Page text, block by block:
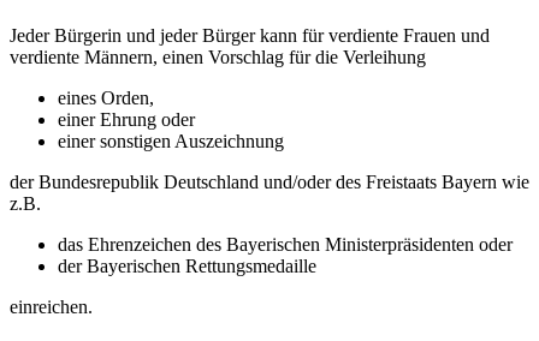
Jeder Bürgerin und jeder Bürger kann für verdiente Frauen und
verdiente Männern, einen Vorschlag für die Verleihung
eines Orden,
einer Ehrung oder
einer sonstigen Auszeichnung
der Bundesrepublik Deutschland und/oder des Freistaats Bayern wie
z.B.
das Ehrenzeichen des Bayerischen Ministerpräsidenten oder
der Bayerischen Rettungsmedaille
einreichen.